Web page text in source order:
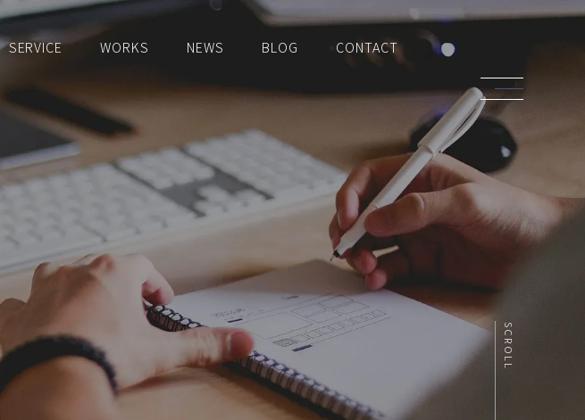
SERVICE WORKS NEWS BLOG CONTACT
SCROLL